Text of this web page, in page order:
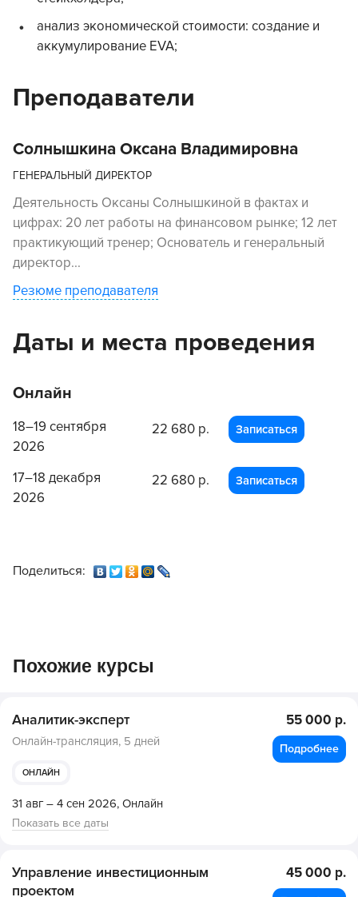
анализ экономической стоимости: создание и
аккумулирование EVA;
Преподаватели
Солнышкина Оксана Владимировна
ГЕНЕРАЛЬНЫЙ ДИРЕКТОР
Деятельность Оксаны Солнышкиной в фактах и
цифрах: 20 лет работы на финансовом рынке; 12 лет
практикующий тренер; Основатель и генеральный
директор...
Резюме преподавателя
Даты и места проведения
Онлайн
18–19 сентября
2026
22 680 р. Записаться
17–18 декабря
2026
22 680 р. Записаться
Поделиться:
Похожие курсы
Аналитик-эксперт
Онлайн-трансляция, 5 дней
ОНЛАЙН
31 авг – 4 сен 2026, Онлайн
Показать все даты
55 000 р.
Подробнее
Управление инвестиционным
проектом
45 000 р.